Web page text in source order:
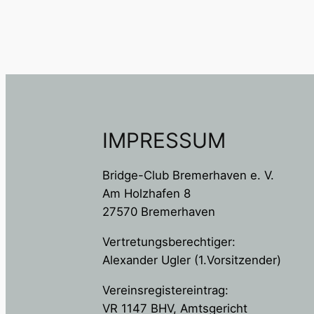
IMPRESSUM
Bridge-Club Bremerhaven e. V.
Am Holzhafen 8
27570 Bremerhaven
Vertretungsberechtiger:
Alexander Ugler (1.Vorsitzender)
Vereinsregistereintrag:
VR 1147 BHV, Amtsgericht